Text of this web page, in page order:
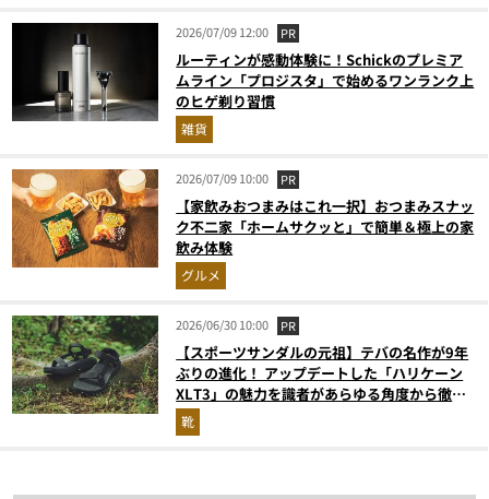
2026/07/09 12:00 PR
ルーティンが感動体験に！Schickのプレミア
ムライン「プロジスタ」で始めるワンランク上
のヒゲ剃り習慣
雑貨
2026/07/09 10:00 PR
【家飲みおつまみはこれ一択】おつまみスナッ
ク不二家「ホームサクッと」で簡単＆極上の家
飲み体験
グルメ
2026/06/30 10:00 PR
【スポーツサンダルの元祖】テバの名作が9年
ぶりの進化！ アップデートした「ハリケーン
XLT3」の魅力を識者があらゆる角度から徹底
解説！
靴